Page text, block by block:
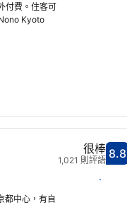
付費。住客可
Kyoto
都中心，有自
8.8
很棒
1,021 則評語
選擇日期